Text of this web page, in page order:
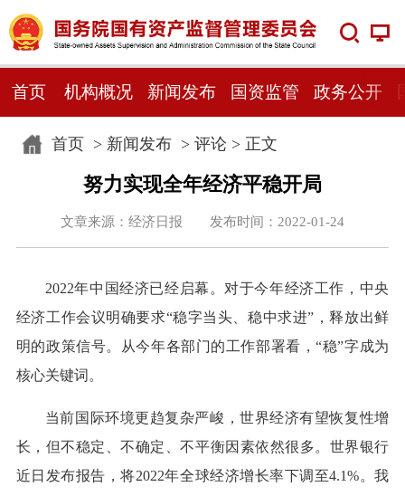
首页 机构概况 新闻发布 国资监管 政务公开
首页> 新闻发布> 评论 > 正文
努力实现全年经济平稳开局
文章来源：经济日报 发布时间：2022-01-24
2022年中国经济已经启幕。对于今年经济工作，中央
经济工作会议明确要求“稳字当头、稳中求进”，释放出鲜
明的政策信号。从今年各部门的工作部署看，“稳”字成为
核心关键词。
当前国际环境更趋复杂严峻，世界经济有望恢复性增
长，但不稳定、不确定、不平衡因素依然很多。世界银行
近日发布报告，将2022年全球经济增长率下调至4.1%。我